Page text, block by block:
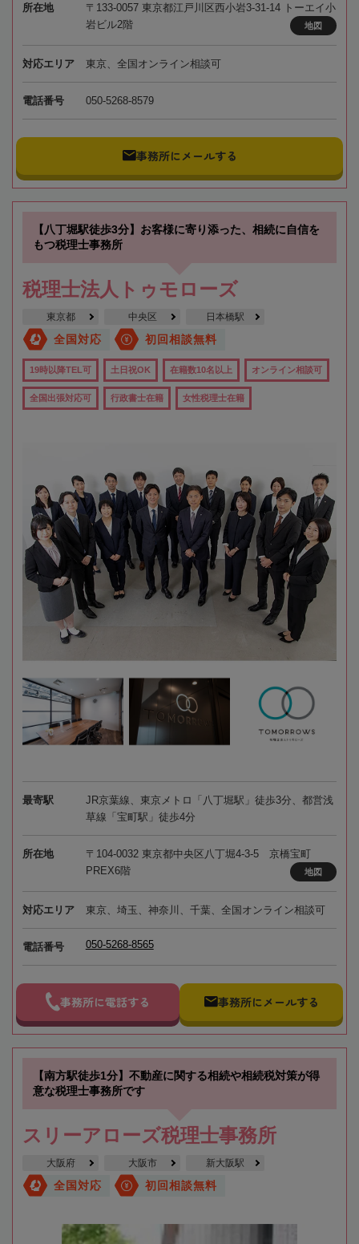
所在地
〒133-0057 東京都江戸川区西小岩3-31-14 トーエイ小
岩ビル2階
地図
対応エリア 東京、全国オンライン相談可
電話番号 050-5268-8579
事務所にメールする
【八丁堀駅徒歩3分】お客様に寄り添った、相続に自信を
もつ税理士事務所
税理士法人トゥモローズ
東京都 中央区 日本橋駅
全国対応 初回相談無料
19時以降TEL可 土日祝OK 在籍数10名以上 オンライン相談可
全国出張対応可 行政書士在籍 女性税理士在籍
最寄駅
JR京葉線、東京メトロ「八丁堀駅」徒歩3分、都営浅
草線「宝町駅」徒歩4分
所在地
〒104-0032 東京都中央区八丁堀4-3-5 京橋宝町
PREX6階
地図
対応エリア 東京、埼玉、神奈川、千葉、全国オンライン相談可
電話番号 050-5268-8565
事務所に電話する 事務所にメールする
【南方駅徒歩1分】不動産に関する相続や相続税対策が得
意な税理士事務所です
スリーアローズ税理士事務所
大阪府 大阪市 新大阪駅
全国対応 初回相談無料